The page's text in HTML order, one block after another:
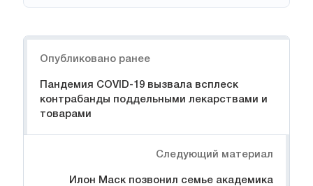
Опубликовано ранее
Пандемия COVID-19 вызвала всплеск
контрабанды поддельными лекарствами и
товарами
Следующий материал
Илон Маск позвонил семье академика